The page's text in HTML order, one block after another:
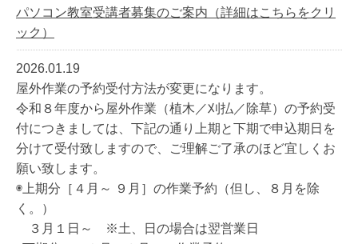
パソコン教室受講者募集のご案内（詳細はこちらをクリ
ック）
2026.01.19
屋外作業の予約受付方法が変更になります。
令和８年度から屋外作業（植木／刈払／除草）の予約受
付につきましては、下記の通り上期と下期で申込期日を
分けて受付致しますので、ご理解ご了承のほど宜しくお
願い致します。
◉上期分［４月～ ９月］の作業予約（但し、８月を除
く。）
３月１日～ ※土、日の場合は翌営業日